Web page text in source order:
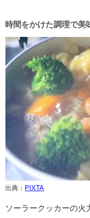
時間をかけた調理で美
出典： PIXTA
ソーラークッカーの火